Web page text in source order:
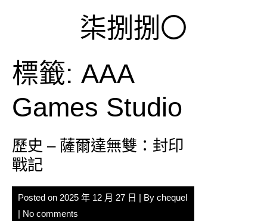
柒捌捌〇
標籤: AAA
Games Studio
歷史 – 薩爾達無雙：封印
戰記
Posted on 2025 年 12 月 27 日 | By chequel
| No comments